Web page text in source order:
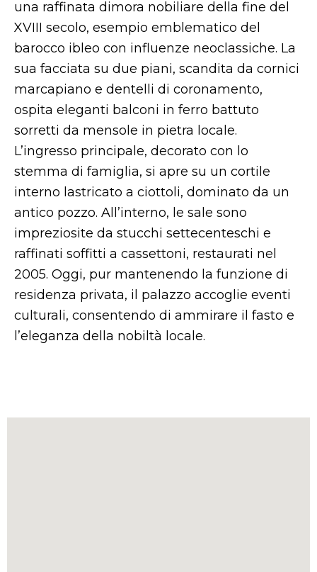
una raffinata dimora nobiliare della fine del
XVIII secolo, esempio emblematico del
barocco ibleo con influenze neoclassiche. La
sua facciata su due piani, scandita da cornici
marcapiano e dentelli di coronamento,
ospita eleganti balconi in ferro battuto
sorretti da mensole in pietra locale.
L’ingresso principale, decorato con lo
stemma di famiglia, si apre su un cortile
interno lastricato a ciottoli, dominato da un
antico pozzo. All’interno, le sale sono
impreziosite da stucchi settecenteschi e
raffinati soffitti a cassettoni, restaurati nel
2005. Oggi, pur mantenendo la funzione di
residenza privata, il palazzo accoglie eventi
culturali, consentendo di ammirare il fasto e
l’eleganza della nobiltà locale.